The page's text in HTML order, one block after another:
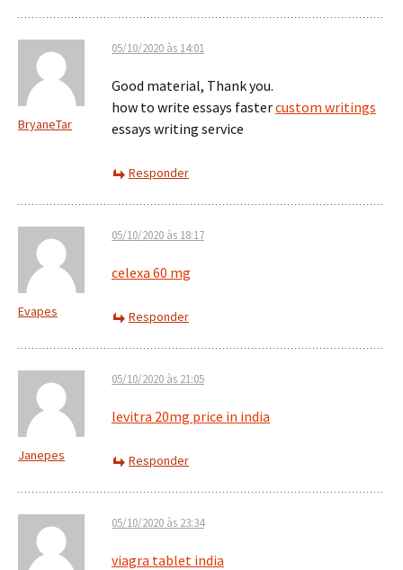
BryaneTar
05/10/2020 às 14:01
Good material, Thank you.
how to write essays fastercustom writings
essays writing service
Responder
Evapes
05/10/2020 às 18:17
celexa 60 mg
Responder
Janepes
05/10/2020 às 21:05
levitra 20mg price in india
Responder
05/10/2020 às 23:34
viagra tablet india